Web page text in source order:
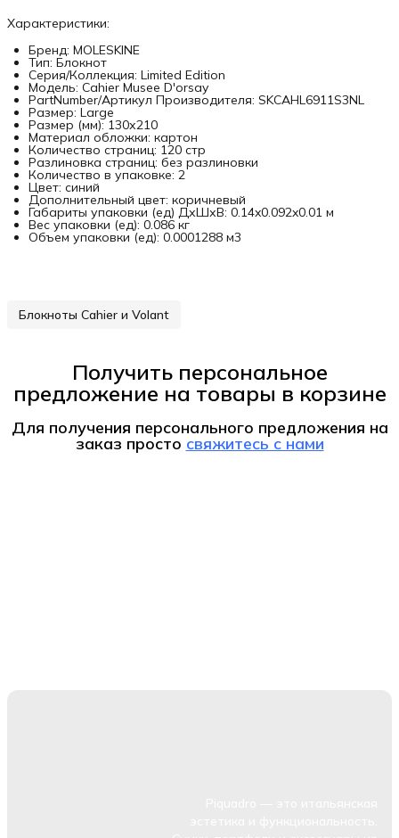
Характеристики:
Бренд: MOLESKINE
Тип: Блокнот
Серия/Коллекция: Limited Edition
Модель: Cahier Musee D'orsay
PartNumber/Артикул Производителя: SKCAHL6911S3NL
Размер: Large
Размер (мм): 130х210
Материал обложки: картон
Количество страниц: 120 стр
Разлиновка страниц: без разлиновки
Количество в упаковке: 2
Цвет: синий
Дополнительный цвет: коричневый
Габариты упаковки (ед) ДхШхВ: 0.14x0.092x0.01 м
Вес упаковки (ед): 0.086 кг
Объем упаковки (ед): 0.0001288 м3
Блокноты Cahier и Volant
Получить персональное
предложение на товары в корзине
Для получения персонального предложения на
заказ просто свяжитесь с нами